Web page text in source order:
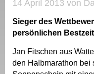
14 April 2013 von
Sieger des
persönlichen Bestzeit
Jan Fitschen aus
den Halbmarathon bei